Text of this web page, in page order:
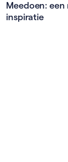
Meedoen:
inspiratie